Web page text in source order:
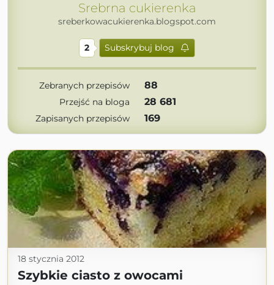
Srebrna cukierenka
sreberkowacukierenka.blogspot.com
2 Subskrybuj blog
Zebranych przepisów 88
Przejść na bloga 28 681
Zapisanych przepisów 169
18 stycznia 2012
Szybkie ciasto z owocami